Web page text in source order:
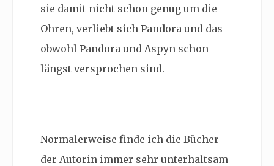
sie damit nicht schon genug um die
Ohren, verliebt sich Pandora und das
obwohl Pandora und Aspyn schon
längst versprochen sind.
Normalerweise finde ich die Bücher
der Autorin immer sehr unterhaltsam